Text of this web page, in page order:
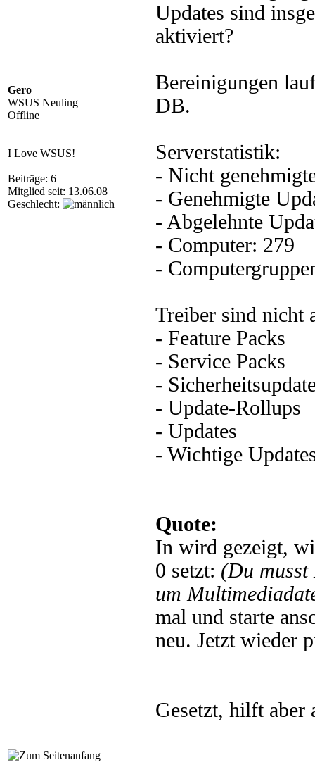
Gero
WSUS Neuling
Offline
I Love WSUS!
Beiträge: 6
Mitglied seit: 13.06.08
Geschlecht:
Updates sind
aktiviert?
Bereinigungen
DB.
Serverstatistik:
- Nicht
- Genehmigte
- Abgelehnte
- Computer: 279
-
Treiber sind nicht
- Feature Packs
- Service Packs
-
- Update-Rollups
- Updates
- Wichtige
Quote:
In wird gezeigt,
0 setzt: (Du
um
mal und starte
neu. Jetzt wieder
Gesetzt, hilft aber